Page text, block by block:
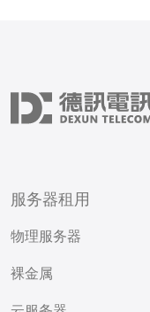
服务器租用
物理服务器
裸金属